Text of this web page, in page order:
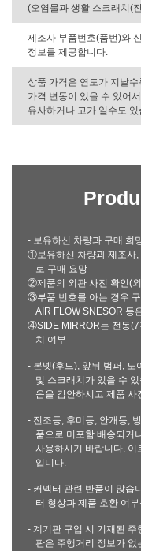
(오염물과 생활 스크래치(
제조사 부품번호(품번)와
정보를 제공합니다.
상품 가격은 연도가 지날
가격 변동이 있을 수 있어
유사하거나 고가 일수도 있
- 보유하신 차량과 구매 희
①보유하신 차량과 제조사,
로 구매 요망
②제품의 외관 사진 확인(
③부품 번호를 아는 경우
AIR FLOW SNESOR 등
④SIDE MIRROR는 전동(7
치 여부
- 본넷(후드), 앞뒤 범퍼, 도
및 스크래치가 있을 수
음을 감안하시고 제품
- 전조등, 후미등, 안개등,
품으로 미포함 배송되거
사용하시기 바랍니다.
입니다.
- 커넥터 관련 반품이 많습
터 형상과 제품 호환 여
- 계기판 구입 시 기재된 주
판은 주행거리 정보가 없